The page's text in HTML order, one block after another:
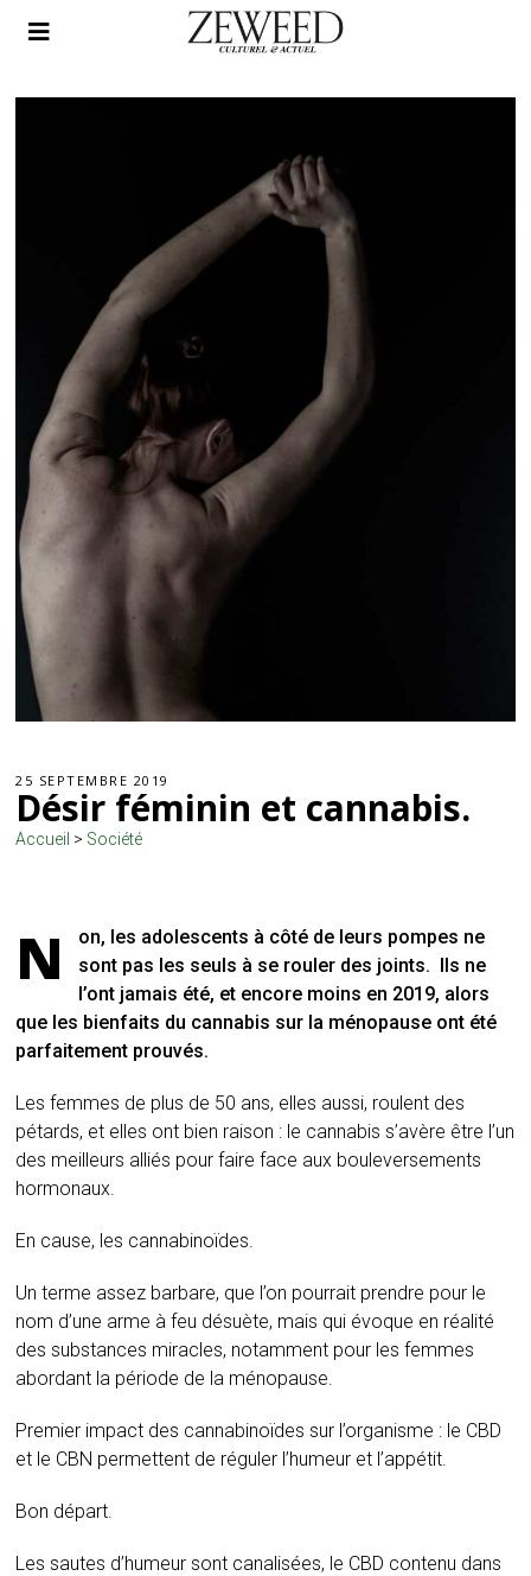
25 SEPTEMBRE 2019
Désir féminin et cannabis.
Accueil > Société
N
on, les adolescents à côté de leurs pompes ne
sont pas les seuls à se rouler des joints. Ils ne
l’ont jamais été, et encore moins en 2019, alors
que les bienfaits du cannabis sur la ménopause ont été
parfaitement prouvés.
Les femmes de plus de 50 ans, elles aussi, roulent des
pétards, et elles ont bien raison : le cannabis s’avère être l’un
des meilleurs alliés pour faire face aux bouleversements
hormonaux.
En cause, les cannabinoïdes.
Un terme assez barbare, que l’on pourrait prendre pour le
nom d’une arme à feu désuète, mais qui évoque en réalité
des substances miracles, notamment pour les femmes
abordant la période de la ménopause.
Premier impact des cannabinoïdes sur l’organisme : le CBD
et le CBN permettent de réguler l’humeur et l’appétit.
Bon départ.
Les sautes d’humeur sont canalisées, le CBD contenu dans